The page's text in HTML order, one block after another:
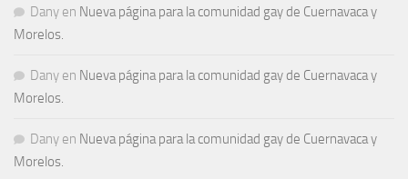
Dany en Nueva página para la comunidad gay de Cuernavaca y
Morelos.
Dany en Nueva página para la comunidad gay de Cuernavaca y
Morelos.
Dany en Nueva página para la comunidad gay de Cuernavaca y
Morelos.